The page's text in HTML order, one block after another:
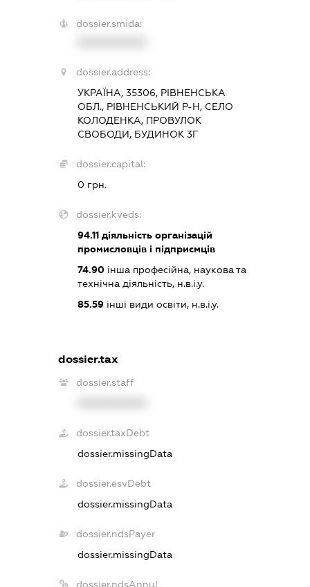
dossier.smida:
dossier.address:
УКРАЇНА, 35306, РІВНЕНСЬКА
ОБЛ., РІВНЕНСЬКИЙ Р-Н, СЕЛО
КОЛОДЕНКА, ПРОВУЛОК
СВОБОДИ, БУДИНОК 3Г
dossier.capital:
0 грн.
dossier.kveds:
94.11 діяльність організацій
промисловців і підприємців
74.90 інша професійна, наукова та
технічна діяльність, н.в.і.у.
85.59 інші види освіти, н.в.і.у.
dossier.tax
dossier.staff
dossier.taxDebt
dossier.missingData
dossier.esvDebt
dossier.missingData
dossier.ndsPayer
dossier.missingData
dossier.ndsAnnul